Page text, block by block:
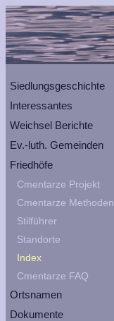
Siedlungsgeschichte
Interessantes
Weichsel Berichte
Ev.-luth. Gemeinden
Friedhöfe
Cmentarze Projekt
Cmentarze Methoden
Stilführer
Standorte
Index
Cmentarze FAQ
Ortsnamen
Dokumente